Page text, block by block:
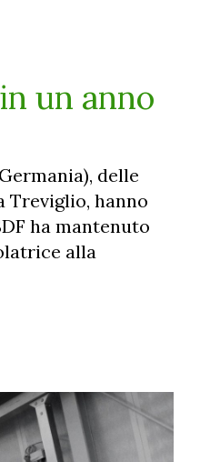
un anno
delle
Treviglio, hanno
ha mantenuto
alla